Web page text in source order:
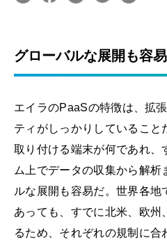
グローバルな展開も容
エイラのPaaSの特徴は、拡
ティがしっかりしていること
取り付ける端末が何であれ、
ム上でデータの収集から解
ルな展開も容易だ。世界各地
あっても、すでに北米、欧州
るため、それぞれの規制に合